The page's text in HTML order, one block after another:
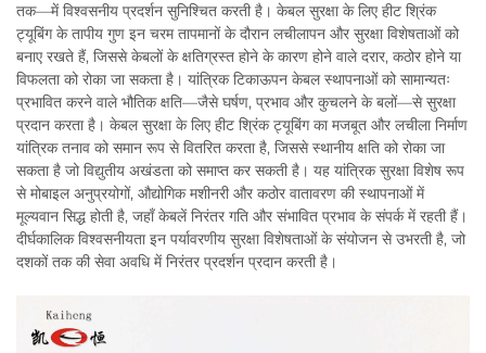
तक—में विश्वसनीय प्रदर्शन सुनिश्चित करती है। केबल सुरक्षा के लिए हीट श्रिंक
ट्यूबिंग के तापीय गुण इन चरम तापमानों के दौरान लचीलापन और सुरक्षा विशेषताओं को
बनाए रखते हैं, जिससे केबलों के क्षतिग्रस्त होने के कारण होने वाले दरार, कठोर होने या
विफलता को रोका जा सकता है। यांत्रिक टिकाऊपन केबल स्थापनाओं को सामान्यतः
प्रभावित करने वाले भौतिक क्षति—जैसे घर्षण, प्रभाव और कुचलने के बलों—से सुरक्षा
प्रदान करता है। केबल सुरक्षा के लिए हीट श्रिंक ट्यूबिंग का मजबूत और लचीला निर्माण
यांत्रिक तनाव को समान रूप से वितरित करता है, जिससे स्थानीय क्षति को रोका जा
सकता है जो विद्युतीय अखंडता को समाप्त कर सकती है। यह यांत्रिक सुरक्षा विशेष रूप
से मोबाइल अनुप्रयोगों, औद्योगिक मशीनरी और कठोर वातावरण की स्थापनाओं में
मूल्यवान सिद्ध होती है, जहाँ केबलें निरंतर गति और संभावित प्रभाव के संपर्क में रहती हैं।
दीर्घकालिक विश्वसनीयता इन पर्यावरणीय सुरक्षा विशेषताओं के संयोजन से उभरती है, जो
दशकों तक की सेवा अवधि में निरंतर प्रदर्शन प्रदान करती है।